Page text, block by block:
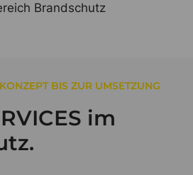
Brandschutz
BIS ZUR UMSETZUNG
im